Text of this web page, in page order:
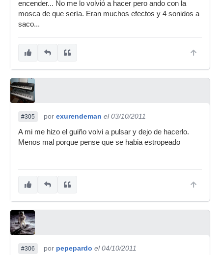
encender... No me lo volvió a hacer pero ando con la
mosca de que sería. Eran muchos efectos y 4 sonidos a
saco...
#305 por exurendeman el 03/10/2011
A mi me hizo el guiño volvi a pulsar y dejo de hacerlo.
Menos mal porque pense que se habia estropeado
#306 por pepepardo el 04/10/2011